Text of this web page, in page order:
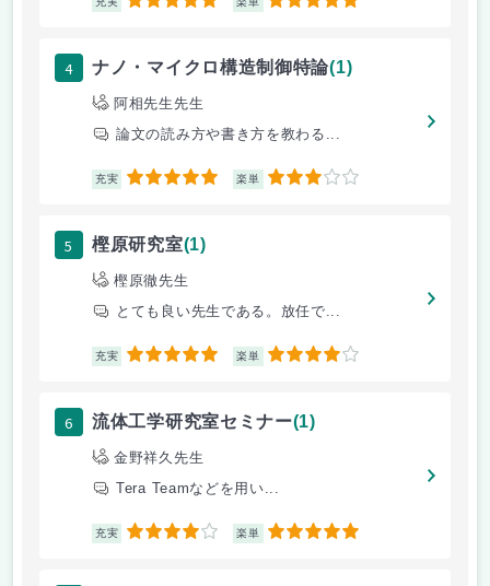
4 ナノ・マイクロ構造制御特論(1)
阿相先生先生
論文の読み方や書き方を教わる...
充実 5 楽単 3
5 樫原研究室(1)
樫原徹先生
とても良い先生である。放任で...
充実 5 楽単 4
6 流体工学研究室セミナー(1)
金野祥久先生
Tera Teamなどを用い...
充実 4 楽単 5